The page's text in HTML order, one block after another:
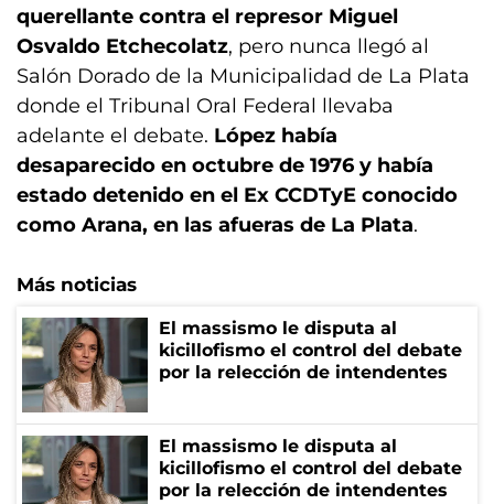
querellante contra el represor Miguel
Osvaldo Etchecolatz, pero nunca llegó al
Salón Dorado de la Municipalidad de La Plata
donde el Tribunal Oral Federal llevaba
adelante el debate. López había
desaparecido en octubre de 1976 y había
estado detenido en el Ex CCDTyE conocido
como Arana, en las afueras de La Plata.
Más noticias
El massismo le disputa al
kicillofismo el control del debate
por la relección de intendentes
El massismo le disputa al
kicillofismo el control del debate
por la relección de intendentes